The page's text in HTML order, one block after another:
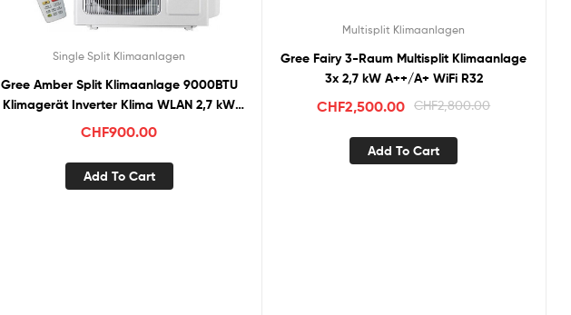
Single Split Klimaanlagen
Gree Amber Split Klimaanlage 9000BTU
Klimagerät Inverter Klima WLAN 2,7 kW
A+++
CHF900.00
Add To Cart
Multisplit Klimaanlagen
Gree Fairy 3-Raum Multisplit Klimaanlage
3x 2,7 kW A++/A+ WiFi R32
CHF2,800.00
CHF2,500.00
Add To Cart